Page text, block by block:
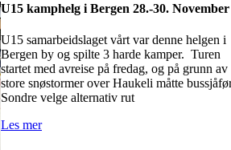
U15 kamphelg i Bergen 28.-30. November
U15 samarbeidslaget vårt var denne helgen i
Bergen by og spilte 3 harde kamper. Turen
startet med avreise på fredag, og på grunn av
store snøstormer over Haukeli måtte
Sondre velge alternativ rut
Les mer